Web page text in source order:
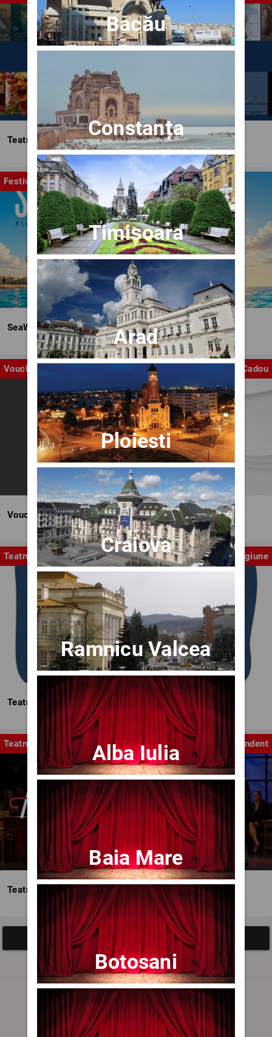
Teatrul Bulandra
Festival
SeaWave Film & Arts Festival editia IV
Voucher Cadou
Voucher BILET.ro
Teatrul Mic Stagiune
Teatrul Mic - Stagiunea 2025-2026
Teatru Independent
Teatrul Avangardia
Afisați mai multe evenimente
Noutăți
Bacău
Constanța
Timișoara
Arad
Ploiesti
Craiova
Ramnicu Valcea
Alba Iulia
Baia Mare
Botosani